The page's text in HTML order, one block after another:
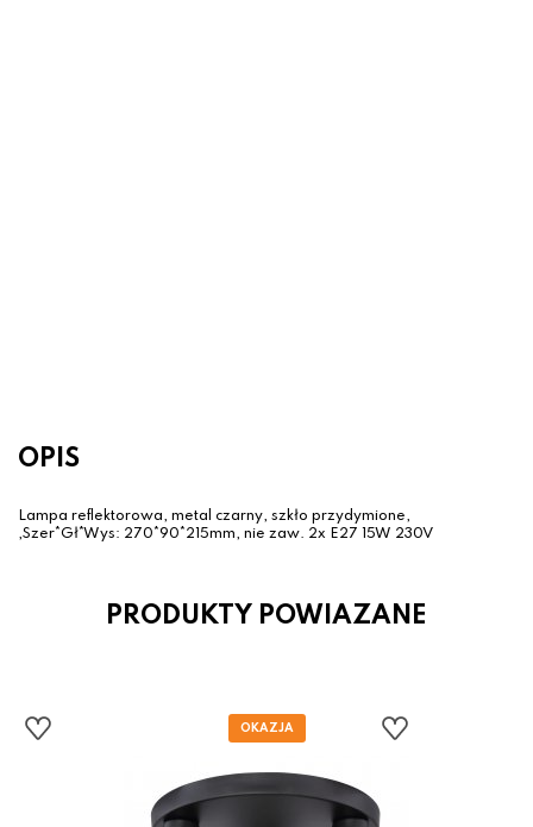
OPIS
Lampa reflektorowa, metal czarny, szkło przydymione,
,Szer*Gł*Wys: 270*90*215mm, nie zaw. 2x E27 15W 230V
PRODUKTY POWIAZANE